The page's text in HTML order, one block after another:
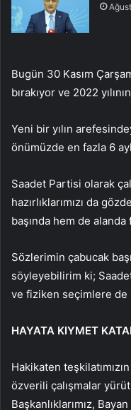
Bugün 30 Kasım
bırakıyor ve 2022
Yeni bir yılın
önümüzde en fazla 6
Saadet Partisi olarak
hazırlıklarımızı da
başında hem de
Sözlerimin çabucak
söyleyebilirim ki;
ve fiziken seçimlere de
HAYATA KIYMET
Hakikaten
özverili çalışmalar
Başkanlıklarımız,